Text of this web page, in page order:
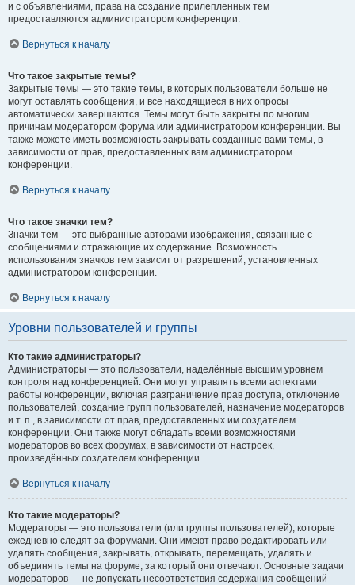
и с объявлениями, права на создание прилепленных тем
предоставляются администратором конференции.
Вернуться к началу
Что такое закрытые темы?
Закрытые темы — это такие темы, в которых пользователи больше не
могут оставлять сообщения, и все находящиеся в них опросы
автоматически завершаются. Темы могут быть закрыты по многим
причинам модератором форума или администратором конференции. Вы
также можете иметь возможность закрывать созданные вами темы, в
зависимости от прав, предоставленных вам администратором
конференции.
Вернуться к началу
Что такое значки тем?
Значки тем — это выбранные авторами изображения, связанные с
сообщениями и отражающие их содержание. Возможность
использования значков тем зависит от разрешений, установленных
администратором конференции.
Вернуться к началу
Уровни пользователей и группы
Кто такие администраторы?
Администраторы — это пользователи, наделённые высшим уровнем
контроля над конференцией. Они могут управлять всеми аспектами
работы конференции, включая разграничение прав доступа, отключение
пользователей, создание групп пользователей, назначение модераторов
и т. п., в зависимости от прав, предоставленных им создателем
конференции. Они также могут обладать всеми возможностями
модераторов во всех форумах, в зависимости от настроек,
произведённых создателем конференции.
Вернуться к началу
Кто такие модераторы?
Модераторы — это пользователи (или группы пользователей), которые
ежедневно следят за форумами. Они имеют право редактировать или
удалять сообщения, закрывать, открывать, перемещать, удалять и
объединять темы на форуме, за который они отвечают. Основные задачи
модераторов — не допускать несоответствия содержания сообщений